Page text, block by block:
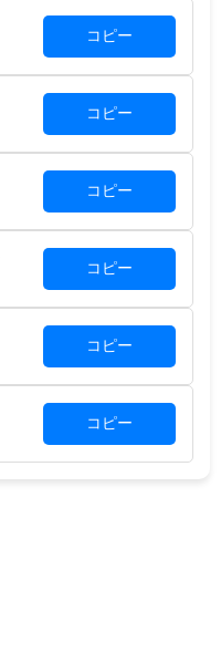
コピー
コピー
コピー
コピー
コピー
コピー